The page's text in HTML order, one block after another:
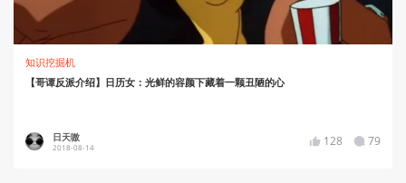
知识挖掘机
【哥谭反派介绍】日历女：光鲜的容颜下藏着一颗丑陋的心
日天嗷
2018-08-14 128 79